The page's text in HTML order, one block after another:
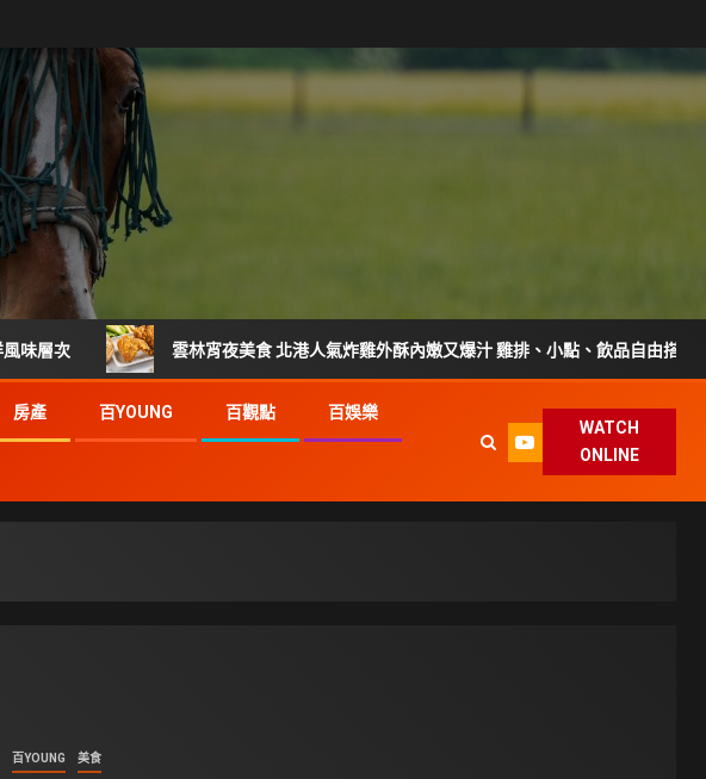
雲林宵夜美食 北港人氣炸雞外酥內嫩又爆汁 雞排、小點、飲品自由搭配
房產 百YOUNG 百觀點 百娛樂
WATCH
ONLINE
百YOUNG 美食